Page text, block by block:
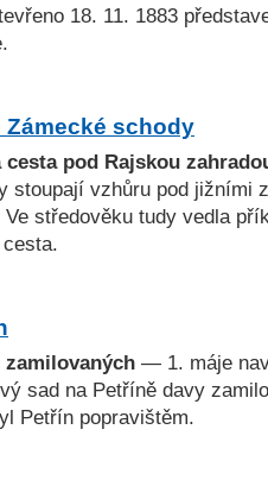
18. 11. 1883
Zámecké schody
cesta pod Rajskou
stoupají vzhůru pod jižními
Ve středověku tudy vedla
zamilovaných — 1. máje
sad na Petříně davy
Petřín popravištěm.